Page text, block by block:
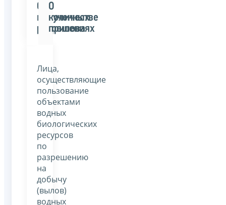
О
полученных
разрешениях
О
количестве
прилова
Лица,
осуществляющие
пользование
объектами
водных
биологических
ресурсов
по
разрешению
на
добычу
(вылов)
водных